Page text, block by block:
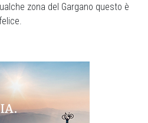
zona del Gargano questo è